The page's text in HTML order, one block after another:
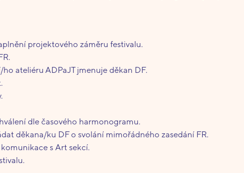
projektového záměru festivalu.
ateliéru ADPaJT jmenuje děkan DF.
dle časového harmonogramu.
děkana/ku DF o svolání mimořádného zasedání FR.
s Art sekcí.